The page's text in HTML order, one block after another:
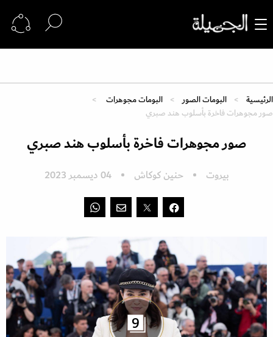
الرئيسية البومات الصور
البومات مجوهرات
صور مجوهرات فاخرة بأسلوب هند صبري
صور مجوهرات فاخرة بأسلوب هند صبري
بيروت حنين كوكاش 04 ديسمبر 2023
9